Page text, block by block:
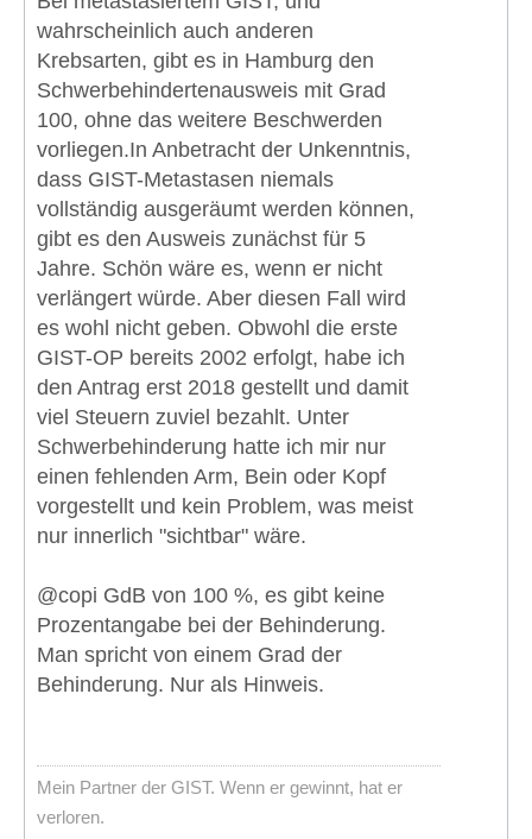
wahrscheinlich auch anderen
Krebsarten, gibt es in Hamburg den
Schwerbehindertenausweis mit Grad
100, ohne das weitere Beschwerden
vorliegen.In Anbetracht der Unkenntnis,
dass GIST-Metastasen niemals
vollständig ausgeräumt werden können,
gibt es den Ausweis zunächst für 5
Jahre. Schön wäre es, wenn er nicht
verlängert würde. Aber diesen Fall wird
es wohl nicht geben. Obwohl die erste
GIST-OP bereits 2002 erfolgt, habe ich
den Antrag erst 2018 gestellt und damit
viel Steuern zuviel bezahlt. Unter
Schwerbehinderung hatte ich mir nur
einen fehlenden Arm, Bein oder Kopf
vorgestellt und kein Problem, was meist
nur innerlich "sichtbar" wäre.
@copi GdB von 100 %, es gibt keine
Prozentangabe bei der Behinderung.
Man spricht von einem Grad der
Behinderung. Nur als Hinweis.
Mein Partner der GIST. Wenn er gewinnt, hat er
verloren.